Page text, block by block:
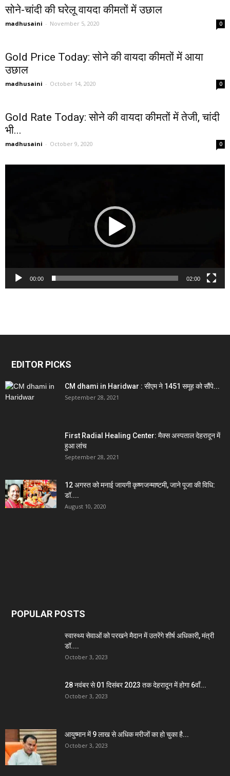
सोने-चांदी की घरेलू वायदा कीमतों में उछाल
madhusaini - November 5, 2020 0
Gold Price Today: सोने की वायदा कीमतों में आया
उछाल
madhusaini - October 14, 2020 0
Gold Rate Today: सोने की वायदा कीमतों में तेजी, चांदी
भी...
madhusaini - October 9, 2020 0
00:00 02:00
EDITOR PICKS
CM dhami in Haridwar : सीएम ने 1451 समूह को सौंपे...
September 28, 2021
First Radial Healing Center: मैक्स अस्पताल देहरादून में
हुआ लांच
September 28, 2021
12 अगस्त को मनाई जायगी कृष्णजन्माष्टमी, जाने पूजा की विधि:
डॉ....
August 10, 2020
POPULAR POSTS
स्वास्थ्य सेवाओं को परखने मैदान में उतरेंगे शीर्ष अधिकारी, मंत्री
डॉ....
October 3, 2023
28 नवंबर से 01 दिसंबर 2023 तक देहरादून में होगा 6वाँ...
October 3, 2023
आयुष्मान में 9 लाख से अधिक मरीजों का हो चुका है...
October 3, 2023